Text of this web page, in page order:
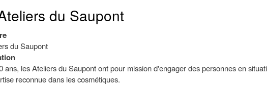
du Saupont
du Saupont
ans, les Ateliers du Saupont ont pour mission d'engager des personnes en
reconnue dans les cosmétiques.